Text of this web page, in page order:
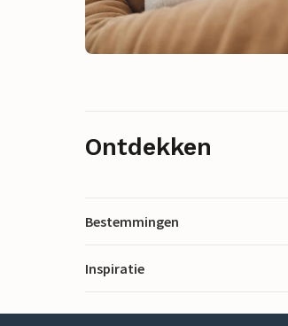
Ontdekken
Bestemmingen
Inspiratie